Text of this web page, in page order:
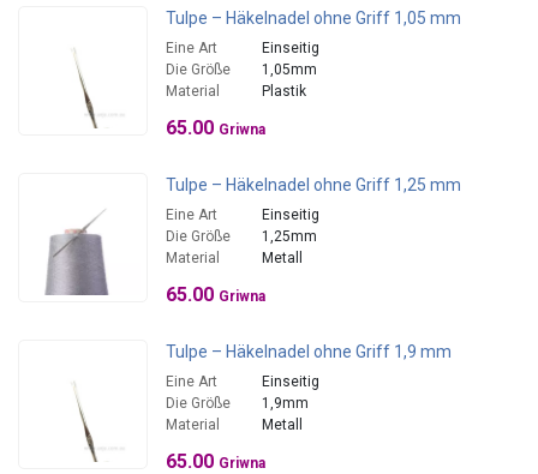
Tulpe – Häkelnadel ohne Griff 1,05 mm
Eine Art
Einseitig
Die Größe
1,05mm
Material
Plastik
65.00 Griwna
Tulpe – Häkelnadel ohne Griff 1,25 mm
Eine Art
Einseitig
Die Größe
1,25mm
Material
Metall
65.00 Griwna
Tulpe – Häkelnadel ohne Griff 1,9 mm
Eine Art
Einseitig
Die Größe
1,9mm
Material
Metall
65.00 Griwna